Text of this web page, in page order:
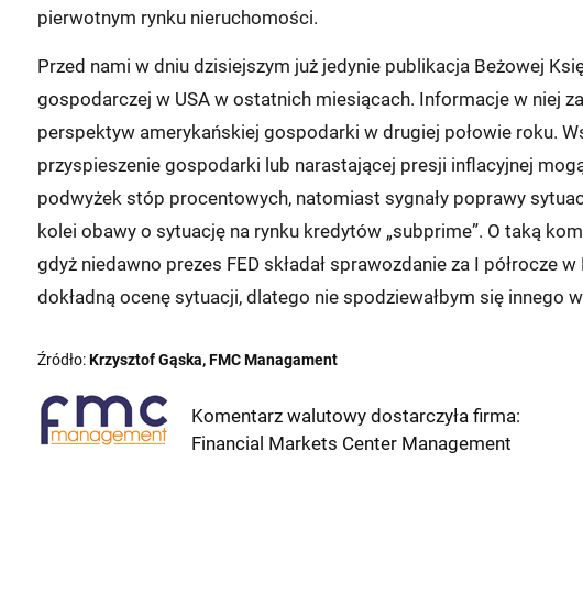
pierwotnym rynku nieruchomości.
Przed nami w dniu dzisiejszym już jedynie publikacja Beżowej
gospodarczej w USA w ostatnich miesiącach. Informacje w niej
perspektyw amerykańskiej gospodarki w drugiej połowie roku.
przyspieszenie gospodarki lub narastającej presji inflacyjnej
podwyżek stóp procentowych, natomiast sygnały poprawy
kolei obawy o sytuację na rynku kredytów „subprime”. O taką
gdyż niedawno prezes FED składał sprawozdanie za I półrocze
dokładną ocenę sytuacji, dlatego nie spodziewałbym się innego
Źródło:Krzysztof Gąska, FMC Managament
Komentarz walutowy dostarczyła firma:
Financial Markets Center Management